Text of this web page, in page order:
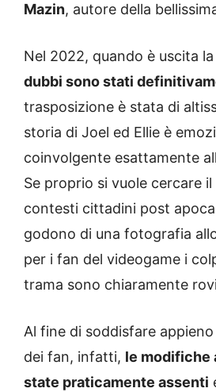
Mazin, autore della
Nel 2022, quando è uscita
dubbi sono stati
trasposizione è stata di
storia di Joel ed Ellie è
coinvolgente esattamente
Se proprio si vuole cercare il
contesti cittadini post
godono di una fotografia
per i fan del videogame i
trama sono chiaramente
Al fine di soddisfare
dei fan, infatti, le modifiche
state praticamente assenti